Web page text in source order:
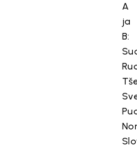
A
ja
B: